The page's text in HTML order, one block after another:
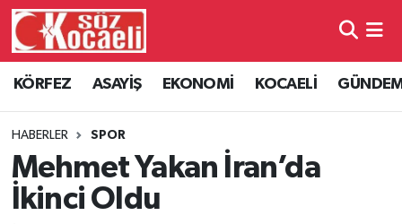
KÖRFEZ ASAYİŞ EKONOMİ KOCAELİ
HABERLER SPOR
Mehmet Yakan İran’da
İkinci Oldu
Kocaeli Hava Durumu
Kocaeli Namaz Vakitleri
Kocaeli Trafik Yoğunluk Haritası